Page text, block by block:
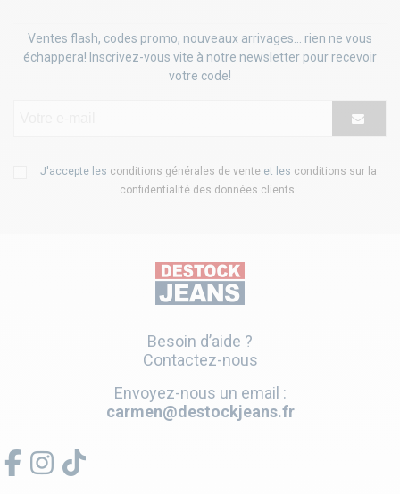
Ventes flash, codes promo, nouveaux arrivages... rien ne vous
échappera! Inscrivez-vous vite à notre newsletter pour recevoir
votre code!
J'accepte les conditions générales de vente et les conditions sur la
confidentialité des données clients
Besoin d’aide ?
Contactez-nous
Envoyez-nous un email :
carmen@destockjeans.fr